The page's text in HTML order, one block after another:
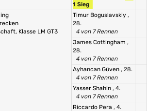
1 Sieg
Klasse LM GT3
Timur Boguslavskiy ,
28.
4 von 7 Rennen
James Cottingham ,
28.
4 von 7 Rennen
Ayhancan Güven , 28.
4 von 7 Rennen
Yasser Shahin , 4.
4 von 7 Rennen
Riccardo Pera , 4.